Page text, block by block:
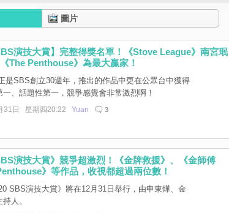
圖片
演技大賞】完整得獎名單！《Stove League》南宮珉
The Penthouse》為最大贏家！
是SBS創立30週年，推出的作品中更在公眾台中獲得
一、話題性第一，競爭感覺會非常激烈啊！
31日 星期四20:22 Yuan 3
演技大賞》競爭超激烈！《金牌救援》、《金師傅
》等作品，收視都超過兩位數！
SBS演技大賞》將在12月31日舉行，由申東燁、金
人。